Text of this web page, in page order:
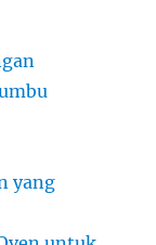
yang